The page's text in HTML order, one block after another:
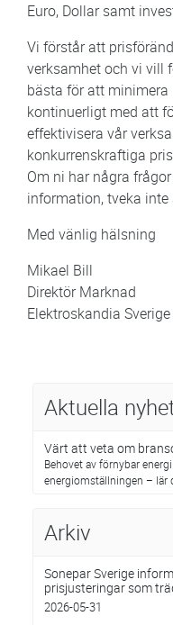
Euro, Dollar samt
Vi förstår att
verksamhet och vi vill
bästa för att minimera
kontinuerligt med att
effektivisera vår
konkurrenskraftiga
Om ni har några
information, tveka
Med vänlig hälsning
Mikael Bill
Direktör Marknad
Elektroskandia Sverige
Aktuella
Värt att veta om
Behovet av förnybar
energiomställningen – lär
Arkiv
Sonepar Sverige
prisjusteringar som
2026-05-31